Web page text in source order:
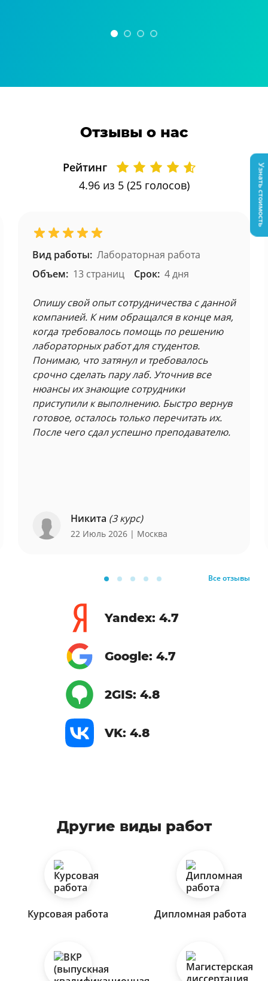
Отзывы о нас
Рейтинг
4.96из 5 (25 голосов)
Вид работы: Лабораторная работа
Объем: 13 страниц Срок: 4 дня
Опишу свой опыт сотрудничества с данной
компанией. К ним обращался в конце мая,
когда требовалось помощь по решению
лабораторных работ для студентов.
Понимаю, что затянул и требовалось
срочно сделать пару лаб. Уточнив все
нюансы их знающие сотрудники
приступили к выполнению. Быстро вернув
готовое, осталось только перечитать их.
После чего сдал успешно преподавателю.
Никита (3 курс)
22 Июль 2026 | Москва
Все отзывы
Yandex: 4.7
Google: 4.7
2GIS: 4.8
VK: 4.8
Другие виды работ
Курсовая работа Дипломная работа
Узнать стоимость